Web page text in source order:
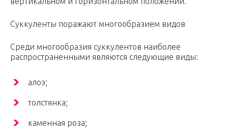
Суккуленты поражают многообразием видов
Среди многообразия суккулентов наиболее
распространенными являются следующие виды:
алоэ;
толстянка;
каменная роза;